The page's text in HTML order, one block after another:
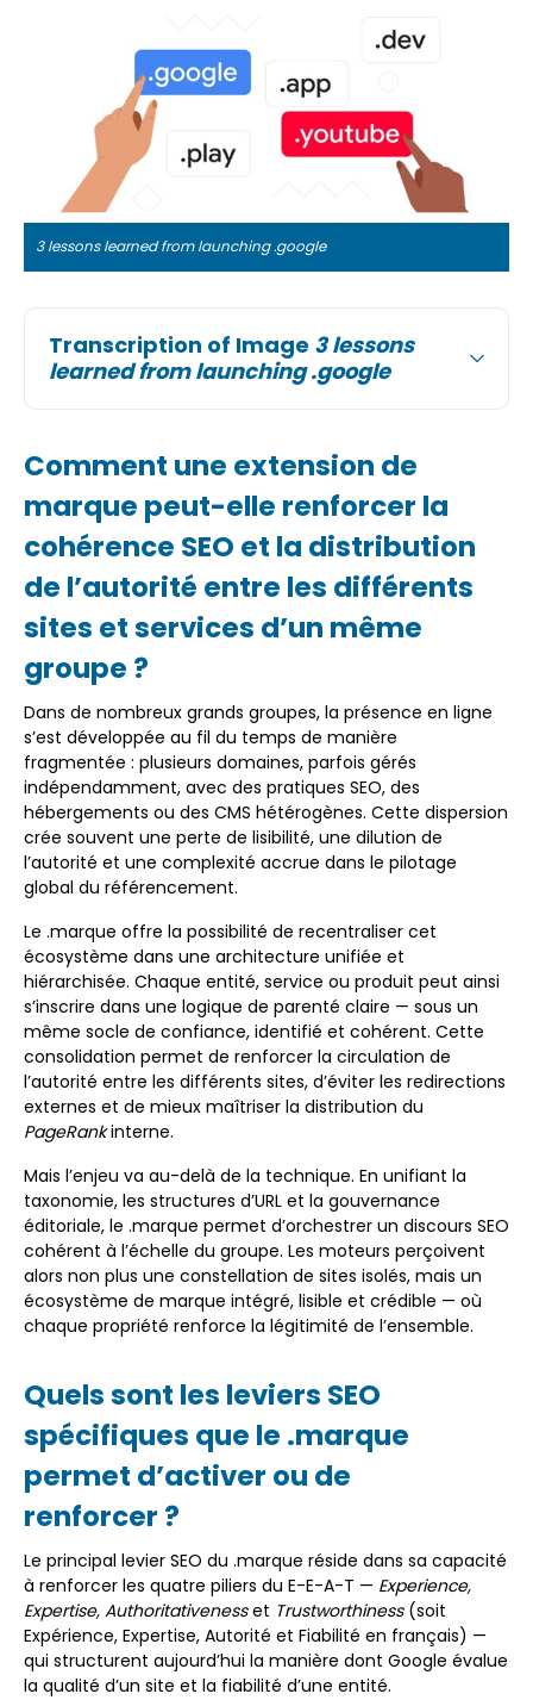
3 lessons learned from launching .google
Transcription of Image 3 lessons
learned from launching .google
Comment une extension de
marque peut-elle renforcer la
cohérence SEO et la distribution
de l’autorité entre les différents
sites et services d’un même
groupe ?
Dans de nombreux grands groupes, la présence en ligne
s’est développée au fil du temps de manière
fragmentée : plusieurs domaines, parfois gérés
indépendamment, avec des pratiques SEO, des
hébergements ou des CMS hétérogènes. Cette dispersion
crée souvent une perte de lisibilité, une dilution de
l’autorité et une complexité accrue dans le pilotage
global du référencement.
Le .marque offre la possibilité de recentraliser cet
écosystème dans une architecture unifiée et
hiérarchisée. Chaque entité, service ou produit peut ainsi
s’inscrire dans une logique de parenté claire — sous un
même socle de confiance, identifié et cohérent. Cette
consolidation permet de renforcer la circulation de
l’autorité entre les différents sites, d’éviter les redirections
externes et de mieux maîtriser la distribution du
PageRankinterne.
Mais l’enjeu va au-delà de la technique. En unifiant la
taxonomie, les structures d’URL et la gouvernance
éditoriale, le .marque permet d’orchestrer un discours SEO
cohérent à l’échelle du groupe. Les moteurs perçoivent
alors non plus une constellation de sites isolés, mais un
écosystème de marque intégré, lisible et crédible — où
chaque propriété renforce la légitimité de l’ensemble.
Quels sont les leviers SEO
spécifiques que le .marque
permet d’activer ou de
renforcer ?
Le principal levier SEO du .marque réside dans sa capacité
à renforcer les quatre piliers du E-E-A-T — Experience,
Expertise, Authoritativenesset Trustworthiness(soit
Expérience, Expertise, Autorité et Fiabilité en français) —
qui structurent aujourd’hui la manière dont Google évalue
la qualité d’un site et la fiabilité d’une entité.